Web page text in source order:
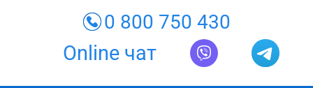
0 800 750 430
Online чат